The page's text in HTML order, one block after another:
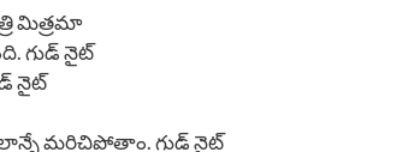
మిత్రమా
గుడ్ నైట్
నైట్
మరిచిపోతాం. గుడ్ నైట్